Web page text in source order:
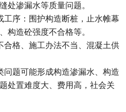
处渗漏水等质量问题。
工序：围护构造断桩，止水帷幕
构造砼强度不合格等。
合格、施工办法不当、混凝土供
问题可能形成构造渗漏水、构造
处置难度大、费用高，社会关